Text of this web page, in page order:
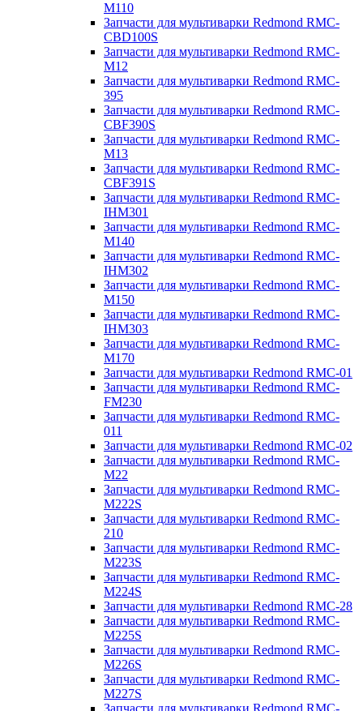
M110
Запчасти для мультиварки Redmond RMC-
CBD100S
Запчасти для мультиварки Redmond RMC-
M12
Запчасти для мультиварки Redmond RMC-
395
Запчасти для мультиварки Redmond RMC-
CBF390S
Запчасти для мультиварки Redmond RMC-
M13
Запчасти для мультиварки Redmond RMC-
CBF391S
Запчасти для мультиварки Redmond RMC-
IHM301
Запчасти для мультиварки Redmond RMC-
M140
Запчасти для мультиварки Redmond RMC-
IHM302
Запчасти для мультиварки Redmond RMC-
M150
Запчасти для мультиварки Redmond RMC-
IHM303
Запчасти для мультиварки Redmond RMC-
M170
Запчасти для мультиварки Redmond RMC-01
Запчасти для мультиварки Redmond RMC-
FM230
Запчасти для мультиварки Redmond RMC-
011
Запчасти для мультиварки Redmond RMC-02
Запчасти для мультиварки Redmond RMC-
M22
Запчасти для мультиварки Redmond RMC-
M222S
Запчасти для мультиварки Redmond RMC-
210
Запчасти для мультиварки Redmond RMC-
M223S
Запчасти для мультиварки Redmond RMC-
M224S
Запчасти для мультиварки Redmond RMC-28
Запчасти для мультиварки Redmond RMC-
M225S
Запчасти для мультиварки Redmond RMC-
M226S
Запчасти для мультиварки Redmond RMC-
M227S
Запчасти для мультиварки Redmond RMC-